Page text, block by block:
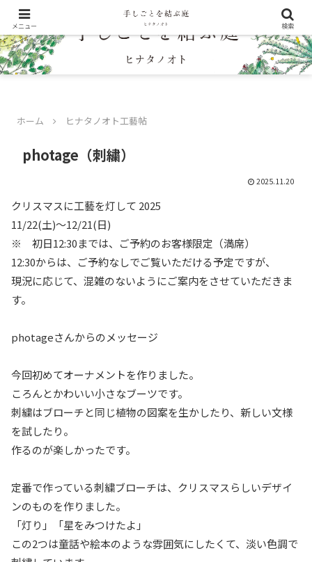
ホーム ヒナタノオト工藝帖
photage（刺繍）
2025.11.20
クリスマスに工藝を灯して 2025
11/22(土)〜12/21(日)
※ 初日12:30までは、ご予約のお客様限定（満席）
12:30からは、ご予約なしでご覧いただける予定ですが、
現況に応じて、混雑のないようにご案内をさせていただきま
す。
photageさんからのメッセージ
今回初めてオーナメントを作りました。
ころんとかわいい小さなブーツです。
刺繍はブローチと同じ植物の図案を生かしたり、新しい文様
を試したり。
作るのが楽しかったです。
定番で作っている刺繍ブローチは、クリスマスらしいデザイ
ンのものを作りました。
「灯り」「星をみつけたよ」
この2つは童話や絵本のような雰囲気にしたくて、淡い色調で
メニュー 検索